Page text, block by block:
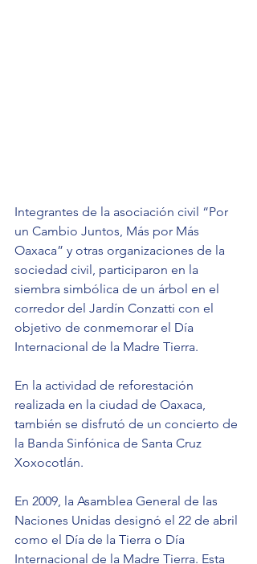
Integrantes de la asociación civil “Por
un Cambio Juntos, Más por Más
Oaxaca” y otras organizaciones de la
sociedad civil, participaron en la
siembra simbólica de un árbol en el
corredor del Jardín Conzatti con el
objetivo de conmemorar el Día
Internacional de la Madre Tierra.
En la actividad de reforestación
realizada en la ciudad de Oaxaca,
también se disfrutó de un concierto de
la Banda Sinfónica de Santa Cruz
Xoxocotlán.
En 2009, la Asamblea General de las
Naciones Unidas designó el 22 de abril
como el Día de la Tierra o Día
Internacional de la Madre Tierra. Esta